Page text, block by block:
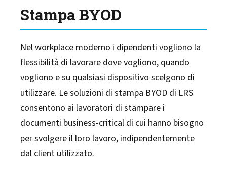
Blog
Stampa BYOD
Nel workplace moderno i dipendenti vogliono la
flessibilità di lavorare dove vogliono, quando
vogliono e su qualsiasi dispositivo scelgono di
utilizzare. Le soluzioni di stampa BYOD di LRS
consentono ai lavoratori di stampare i
documenti business-critical di cui hanno bisogno
per svolgere il loro lavoro, indipendentemente
dal client utilizzato.